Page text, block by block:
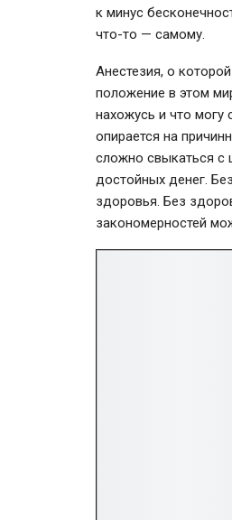
к минус
что-то — самому.
Анестезия, о
положение в этом
нахожусь и что могу
опирается на
сложно свыкаться с
достойных денег.
здоровья. Без
закономерностей